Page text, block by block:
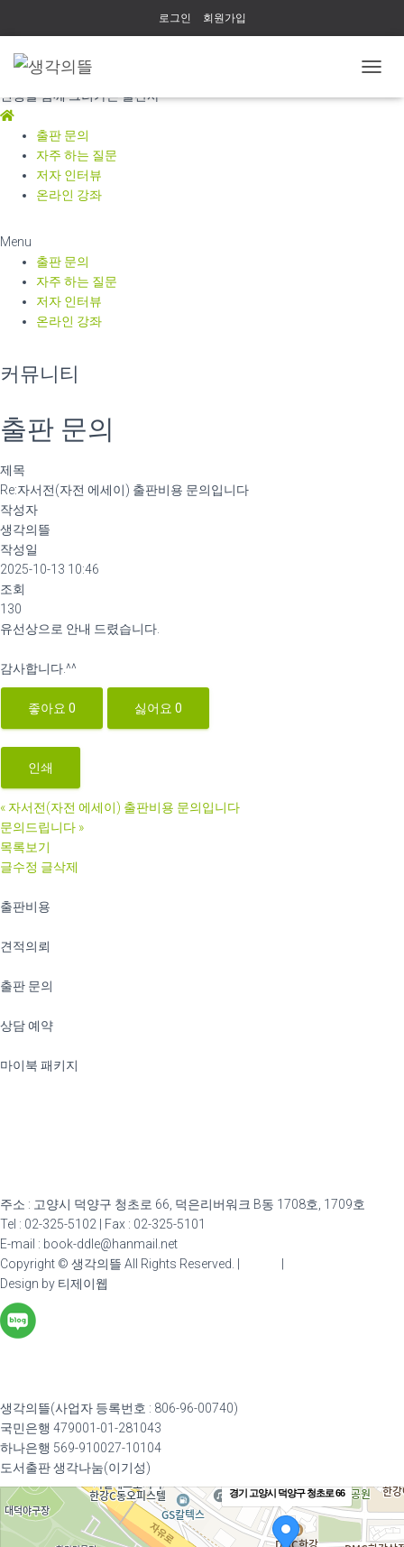
로그인 회원가입
비
생각의뜰
인생을 함께 그려가는 출판사
출판 문의
자주 하는 질문
저자 인터뷰
온라인 강좌
Menu
출판 문의
자주 하는 질문
저자 인터뷰
온라인 강좌
커뮤니티
출판 문의
제목
Re:자서전(자전 에세이) 출판비용 문의입니다
작성자
생각의뜰
작성일
2025-10-13 10:46
조회
130
유선상으로 안내 드렸습니다.
감사합니다.^^
좋아요 0 싫어요 0
인쇄
« 자서전(자전 에세이) 출판비용 문의입니다
문의드립니다 »
목록보기
글수정 글삭제
출판비용
견적의뢰
출판 문의
상담 예약
마이북 패키지
주소 : 고양시 덕양구 청초로 66, 덕은리버워크 B동 1708호, 1709호
Tel : 02-325-5102 | Fax : 02-325-5101
E-mail : book-ddle@hanmail.net
Copyright © 생각의뜰 All Rights Reserved. |
Design by 티제이웹
생각의뜰(사업자 등록번호 : 806-96-00740)
국민은행 479001-01-281043
하나은행 569-910027-10104
도서출판 생각나눔(이기성)
경기 고양시 덕양구 청초로 66